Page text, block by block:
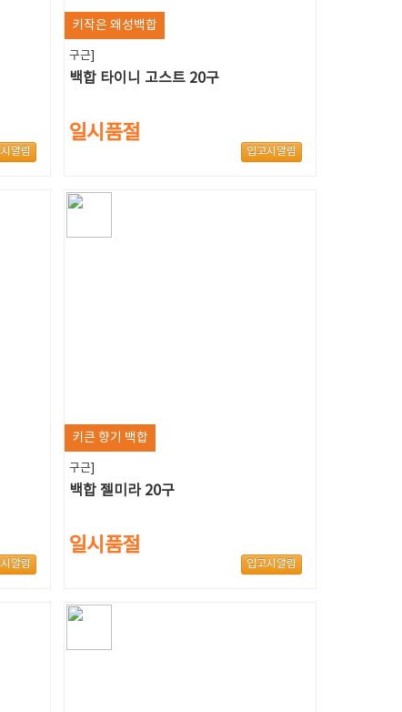
알림
키작은 왜성백합
구근]
백합 타이니 고스트 20구
일시품절
입고시알림
알림
키큰 향기 백합
구근]
백합 젤미라 20구
일시품절
입고시알림